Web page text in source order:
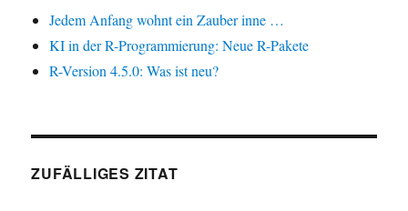
Jedem Anfang wohnt ein Zauber inne …
KI in der R-Programmierung: Neue R-Pakete
R-Version 4.5.0: Was ist neu?
ZUFÄLLIGES ZITAT